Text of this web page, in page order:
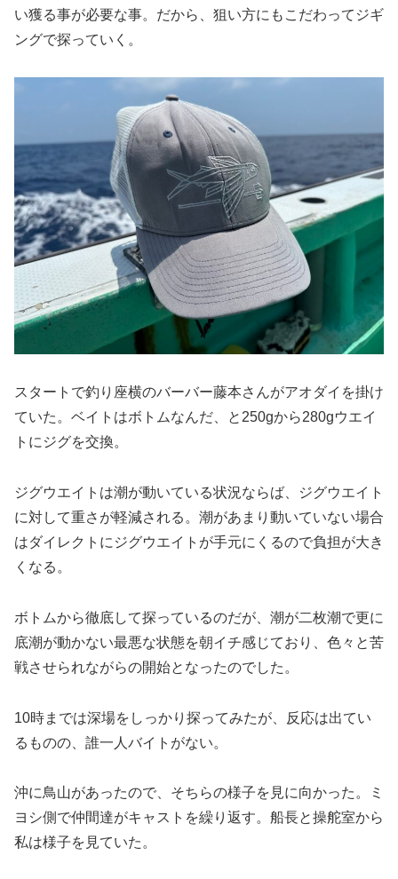
い獲る事が必要な事。だから、狙い方にもこだわってジギ
ングで探っていく。
スタートで釣り座横のバーバー藤本さんがアオダイを掛け
ていた。ベイトはボトムなんだ、と250gから280gウエイ
トにジグを交換。
ジグウエイトは潮が動いている状況ならば、ジグウエイト
に対して重さが軽減される。潮があまり動いていない場合
はダイレクトにジグウエイトが手元にくるので負担が大き
くなる。
ボトムから徹底して探っているのだが、潮が二枚潮で更に
底潮が動かない最悪な状態を朝イチ感じており、色々と苦
戦させられながらの開始となったのでした。
10時までは深場をしっかり探ってみたが、反応は出てい
るものの、誰一人バイトがない。
沖に鳥山があったので、そちらの様子を見に向かった。ミ
ヨシ側で仲間達がキャストを繰り返す。船長と操舵室から
私は様子を見ていた。